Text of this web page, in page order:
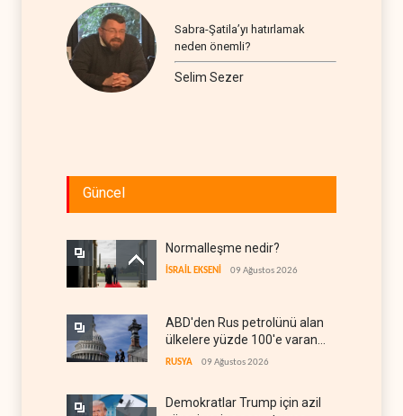
Sabra-Şatila’yı hatırlamak
neden önemli?
Selim Sezer
Güncel
Normalleşme nedir?
İSRAİL EKSENİ 09 Ağustos 2026
ABD'den Rus petrolünü alan
ülkelere yüzde 100'e varan
gümrük vergisi
RUSYA 09 Ağustos 2026
Demokratlar Trump için azil